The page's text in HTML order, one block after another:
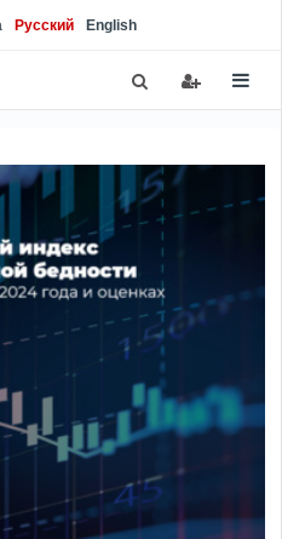
Русский English